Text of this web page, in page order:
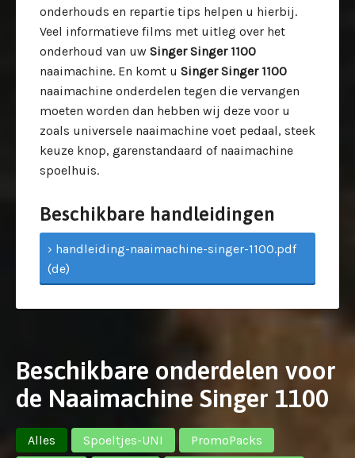
onderhouds en repartie tips helpen u hierbij.
Veel informatieve films met uitleg over het
onderhoud van uw Singer Singer 1100
naaimachine. En komt u Singer Singer 1100
naaimachine onderdelen tegen die vervangen
moeten worden dan hebben wij deze voor u
zoals universele naaimachine voet pedaal, steek
keuze knop, garenstandaard of naaimachine
spoelhuis.
Beschikbare handleidingen
› handleiding-naaimachine-singer-1100.pdf
(de)
Beschikbare onderdelen voor
de Naaimachine Singer 1100
Alles Spoeltjes-UNI
PromoPacks